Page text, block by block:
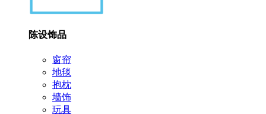
陈设饰品
窗帘
地毯
抱枕
墙饰
玩具